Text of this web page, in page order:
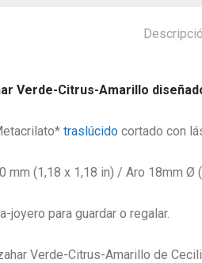
Verde-Citrus-Amarillo
traslúcido cortado con
mm (1,18 x 1,18 in) / Aro 18mm Ø
joyero para guardar o regalar.
Verde-Citrus-Amarillo de